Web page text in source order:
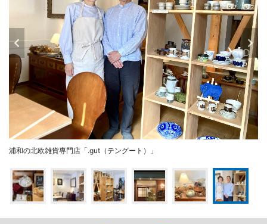
浦和の北欧雑貨専門店「.gut（テングート）」